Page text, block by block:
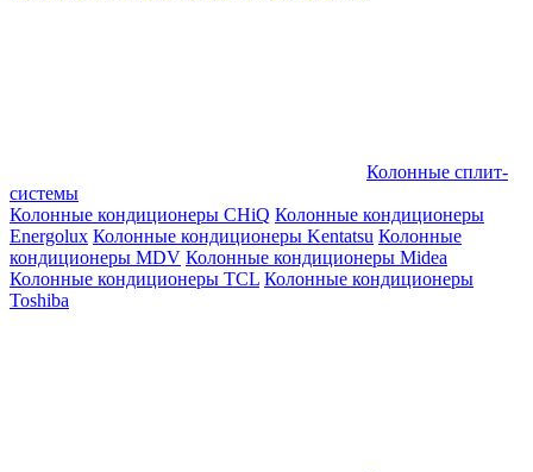
Колонные сплит-
системы
Колонные кондиционеры CHiQ Колонные кондиционеры
Energolux Колонные кондиционеры Kentatsu Колонные
кондиционеры MDV Колонные кондиционеры Midea
Колонные кондиционеры TCL Колонные кондиционеры
Toshiba